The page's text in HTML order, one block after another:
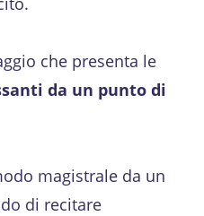
che presenta le
da un punto di
magistrale da un
di recitare